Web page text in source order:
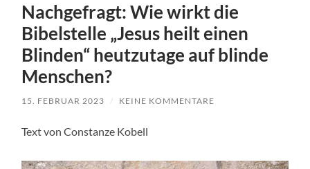
Nachgefragt: Wie wirkt die
Bibelstelle „Jesus heilt einen
Blinden“ heutzutage auf blinde
Menschen?
15. FEBRUAR 2023 / KEINE KOMMENTARE
Text von Constanze Kobell